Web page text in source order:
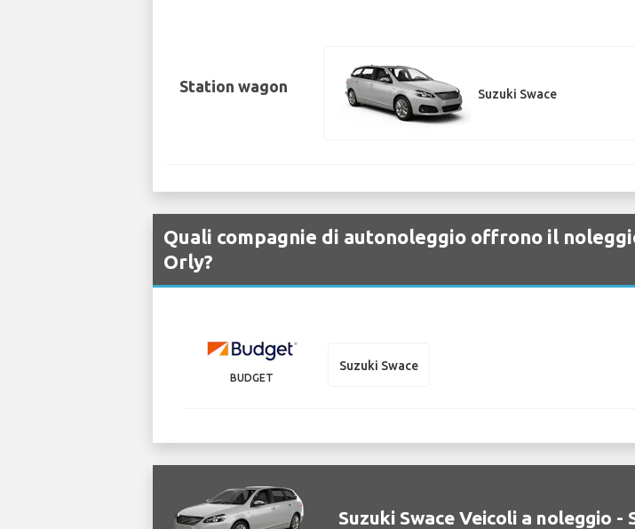
Station wagon Suzuki Swace
Quali compagnie di autonoleggio offrono il
Orly?
BUDGET
Suzuki Swace
Suzuki Swace Veicoli a noleggio -